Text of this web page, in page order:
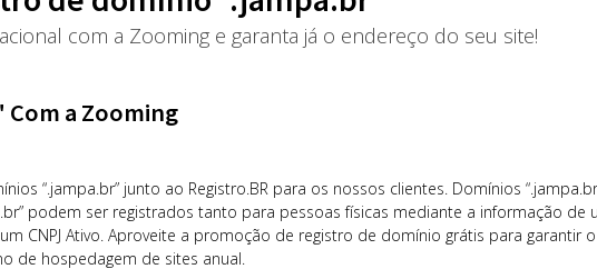
com a Zooming e garanta já o endereço do seu site!
a Zooming
“.jampa.br” junto ao Registro.BR para os nossos clientes. Domínios
podem ser registrados tanto para pessoas físicas mediante a informação de
CNPJ Ativo. Aproveite a promoção de registro de domínio grátis para garantir
de hospedagem de sites anual.